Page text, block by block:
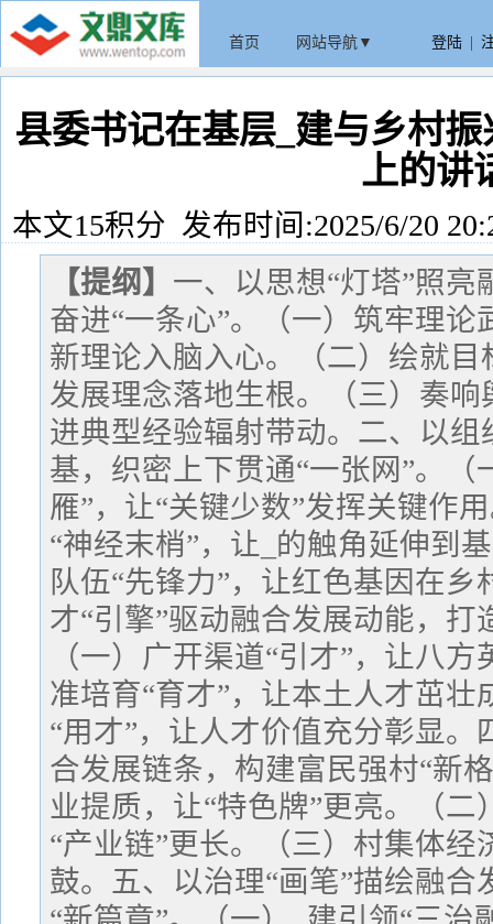
首页 网站导航▼ 登陆
县委书记在基层_建与乡村
上的讲
本文15积分 发布时间:2025/6/20
【提纲】 一、以思想“灯塔”照
奋进“一条心”。（一）筑牢理论
新理论入脑入心。（二）绘就目
发展理念落地生根。（三）奏响
进典型经验辐射带动。二、以组
基，织密上下贯通“一张网”。（
雁”，让“关键少数”发挥关键作
“神经末梢”，让_的触角延伸到
队伍“先锋力”，让红色基因在
才“引擎”驱动融合发展动能，打
（一）广开渠道“引才”，让八
准培育“育才”，让本土人才茁
“用才”，让人才价值充分彰显。
合发展链条，构建富民强村“新
业提质，让“特色牌”更亮。（
“产业链”更长。（三）村集体经
鼓。五、以治理“画笔”描绘融